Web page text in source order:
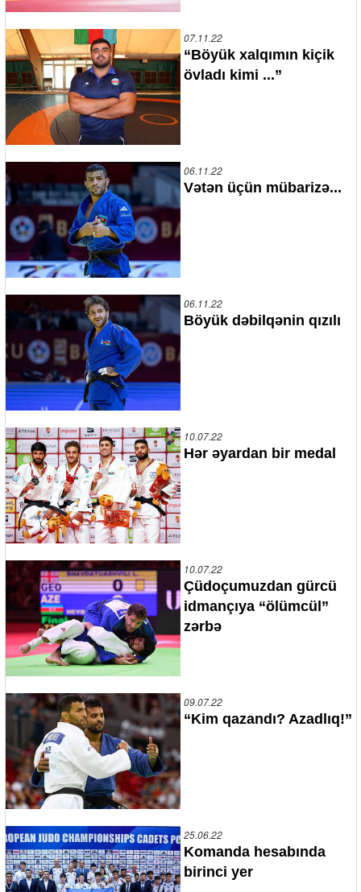
07.11.22
“Böyük xalqımın kiçik
övladı kimi ...”
06.11.22
Vətən üçün mübarizə...
06.11.22
Böyük dəbilqənin qızılı
10.07.22
Hər əyardan bir medal
10.07.22
Çüdoçumuzdan gürcü
idmançıya “ölümcül”
zərbə
09.07.22
“Kim qazandı? Azadlıq!”
25.06.22
Komanda hesabında
birinci yer